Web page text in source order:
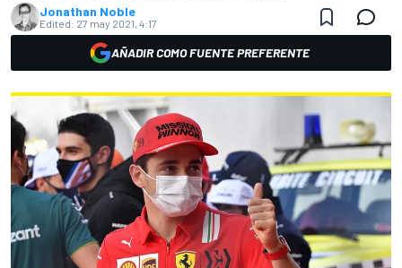
Jonathan Noble
Edited: 27 may 2021, 4:17
AÑADIR COMO FUENTE PREFERENTE